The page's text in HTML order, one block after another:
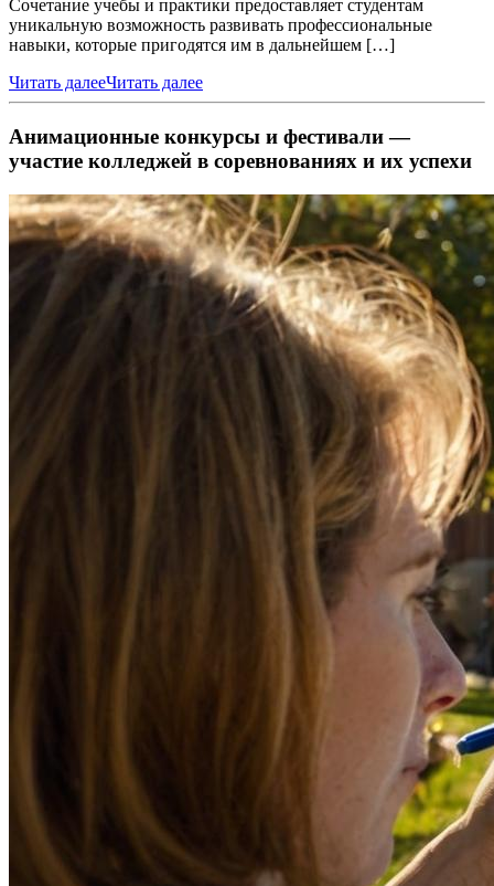
Сочетание учебы и практики предоставляет студентам
уникальную возможность развивать профессиональные
навыки, которые пригодятся им в дальнейшем […]
Читать далееЧитать далее
Анимационные конкурсы и фестивали —
участие колледжей в соревнованиях и их успехи